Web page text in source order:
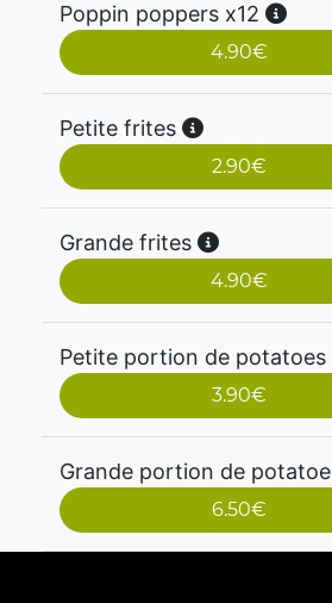
Poppin poppers x12
4.90€
Petite frites
2.90€
Grande frites
4.90€
Petite portion de potatoes
3.90€
Grande portion de
6.50€